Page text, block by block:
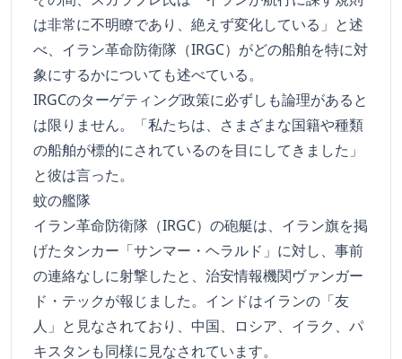
は非常に不明瞭であり、絶えず変化している」と述
べ、イラン革命防衛隊（IRGC）がどの船舶を特に対
象にするかについても述べている。
IRGCのターゲティング政策に必ずしも論理があると
は限りません。「私たちは、さまざまな国籍や種類
の船舶が標的にされているのを目にしてきました」
と彼は言った。
蚊の艦隊
イラン革命防衛隊（IRGC）の砲艇は、イラン旗を掲
げたタンカー「サンマー・ヘラルド」に対し、事前
の連絡なしに射撃したと、治安情報機関ヴァンガー
ド・テックが報じました。インドはイランの「友
人」と見なされており、中国、ロシア、イラク、パ
キスタンも同様に見なされています。